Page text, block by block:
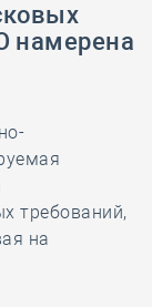
намерена
требований,
на